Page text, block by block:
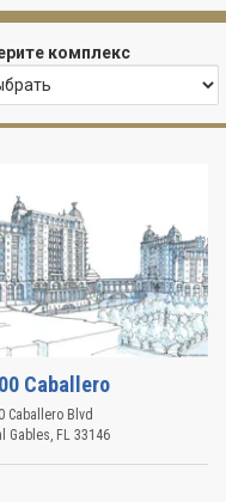
комплекс
Caballero
Caballero Blvd
Gables, FL 33146